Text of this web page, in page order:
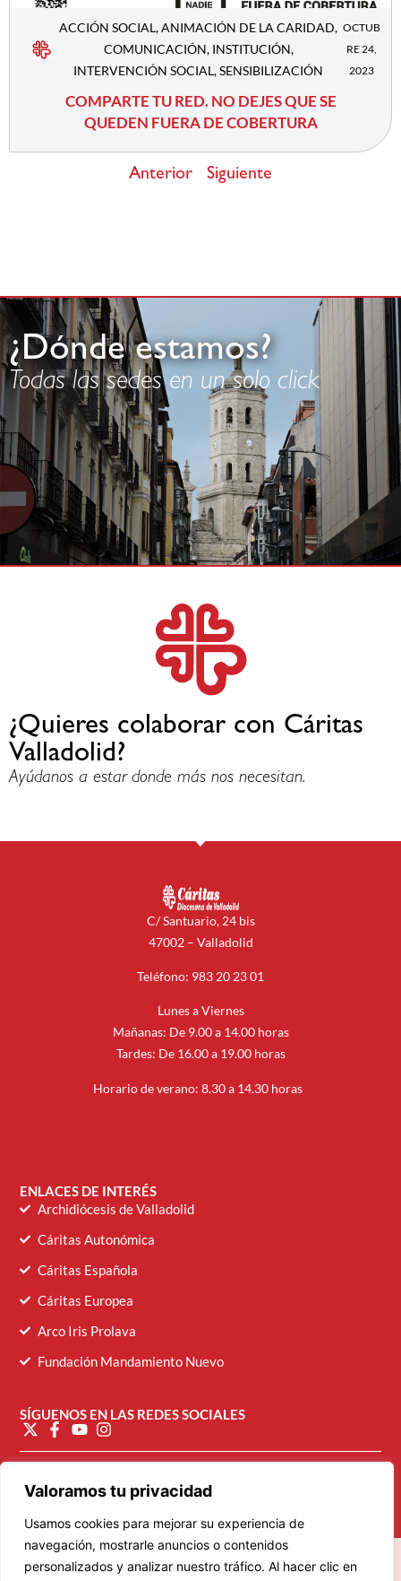
Valoramos tu privacidad
Usamos cookies para mejorar su experiencia de
navegación, mostrarle anuncios o contenidos
personalizados y analizar nuestro tráfico. Al hacer clic en
ACCIÓN SOCIAL,ANIMACIÓN DE LA CARIDAD,
COMUNICACIÓN, INSTITUCIÓN,
INTERVENCIÓN SOCIAL,SENSIBILIZACIÓN
OCTUB
RE 24,
2023
COMPARTE TU RED. NO DEJES QUE SE
QUEDEN FUERA DE COBERTURA
Anterior Siguiente
¿Dónde estamos?
Todas las sedes en un solo click
¿Quieres colaborar con Cáritas
Valladolid?
Ayúdanos a estar donde más nos necesitan.
C/ Santuario, 24 bis
47002 – Valladolid
Teléfono: 983 20 23 01
Lunes a Viernes
Mañanas: De 9.00 a 14.00 horas
Tardes: De 16.00 a 19.00 horas
Horario de verano: 8.30 a 14.30 horas
ENLACES DE INTERÉS
Archidiócesis de Valladolid
Cáritas Autonómica
Cáritas Española
Cáritas Europea
Arco Iris Prolava
Fundación Mandamiento Nuevo
SÍGUENOS EN LAS REDES SOCIALES